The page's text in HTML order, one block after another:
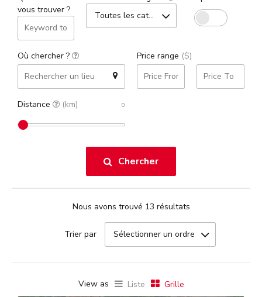
vous trouver ?
Toutes les catégories
Où chercher ?
Distance (km)
Price range ($)
Chercher
Nous avons trouvé 13 résultats
Trier par Sélectionner un ordre
View as Liste Grille